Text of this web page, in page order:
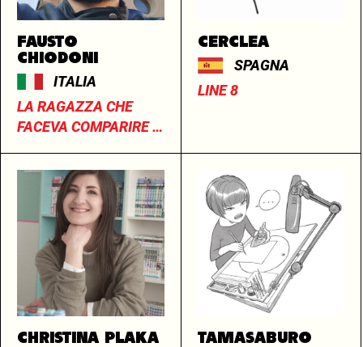
FAUSTO
CHIODONI
ITALIA
LA RAGAZZA CHE
FACEVA COMPARIRE IL
CERCLEA
SPAGNA
LINE 8
CHRISTINA PLAKA TAMASABURO